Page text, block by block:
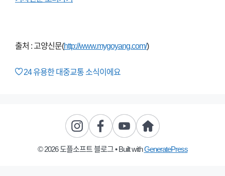
출처 : 고양신문(http://www.mygoyang.com/)
24유용한 대중교통 소식이에요
© 2026 도플소프트 블로그• Built withGeneratePress